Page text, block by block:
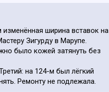
ширина вставок на
Зигурду в Марупе.
было кожей затянуть без
на 124-м был лёгкий
Ремонту не подлежала.